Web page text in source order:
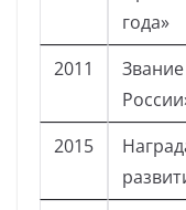
года»
2011
2015